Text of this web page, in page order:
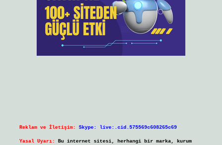
Reklam ve İletişim: Skype: live:.cid.575569c608265c69
Yasal Uyarı:
Bu internet sitesi, herhangi bir marka, kurum